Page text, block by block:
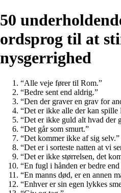
50
ordsprog til at
nysgerrighed
“Alle veje fører til Rom.”
“Bedre sent end aldrig.”
“Den der graver en grav for
“Det er ikke alle der kan spille
“Det er ikke guld alt hvad der
“Det går som smurt.”
“Det kommer ikke af sig selv.”
“Det er i sorteste natten at vi
“Det er ikke størrelsen, det
“En fugl i hånden er bedre
“En manns død, er en annen
“Enhver er sin egen lykkes